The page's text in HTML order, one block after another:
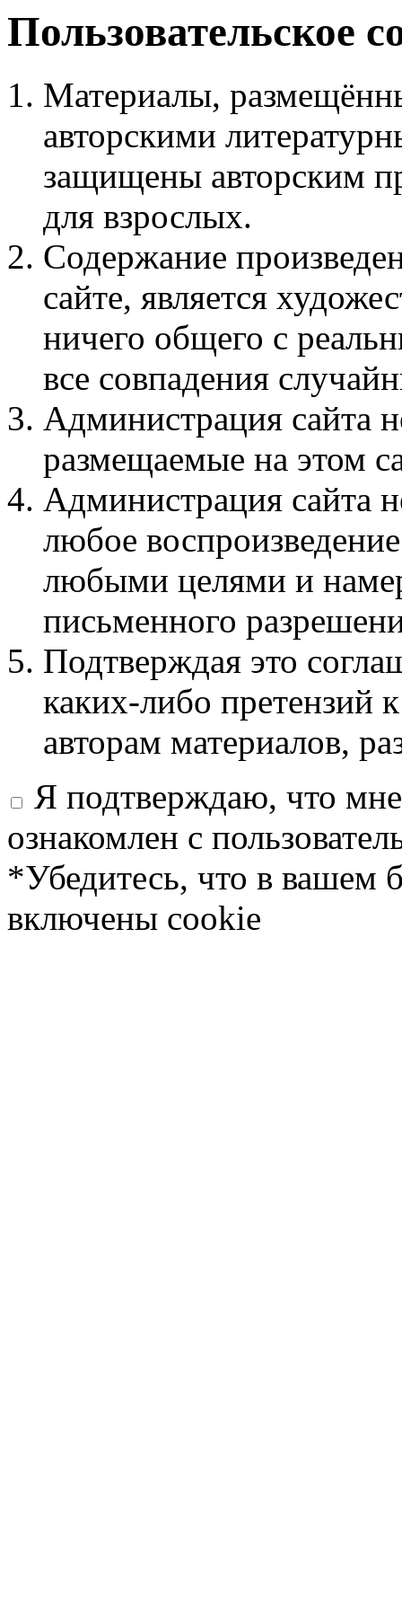
Пользовательское
Материалы,
авторскими
защищены авторским
для взрослых.
Содержание
сайте, является
ничего общего с
все совпадения
Администрация сайта
размещаемые на этом
Администрация сайта
любое
любыми целями и
письменного
Подтверждая это
каких-либо претензий
авторам материалов,
Я подтверждаю, что
ознакомлен с
*Убедитесь, что в вашем
включены cookie